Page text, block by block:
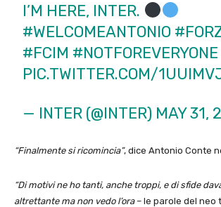
I’M HERE, INTER.
#WELCOMEANTONIO
#FCIM #NOTFOREVERYONE
PIC.TWITTER.COM/
— INTER (@INTER) MAY 31,
“Finalmente si ricomincia”, dice Antonio Conte
“Di motivi ne ho tanti, anche troppi, e di sfide
altrettante ma non vedo l’ora– le parole del neo